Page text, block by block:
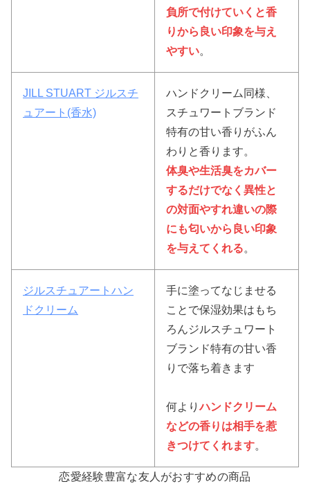
負所で付けていくと香
りから良い印象を与え
やすい。
JILL STUART ジルスチ
ュアート(香水)
ハンドクリーム同様、
スチュワートブランド
特有の甘い香りがふん
わりと香ります。
体臭や生活臭をカバー
するだけでなく異性と
の対面やすれ違いの際
にも匂いから良い印象
を与えてくれる。
ジルスチュアートハン
ドクリーム
手に塗ってなじませる
ことで保湿効果はもち
ろんジルスチュワート
ブランド特有の甘い香
りで落ち着きます
何よりハンドクリーム
などの香りは相手を惹
きつけてくれます。
恋愛経験豊富な友人がおすすめの商品